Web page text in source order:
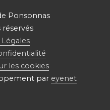
Ponsonnas
réservés
les cookies
par eyenet